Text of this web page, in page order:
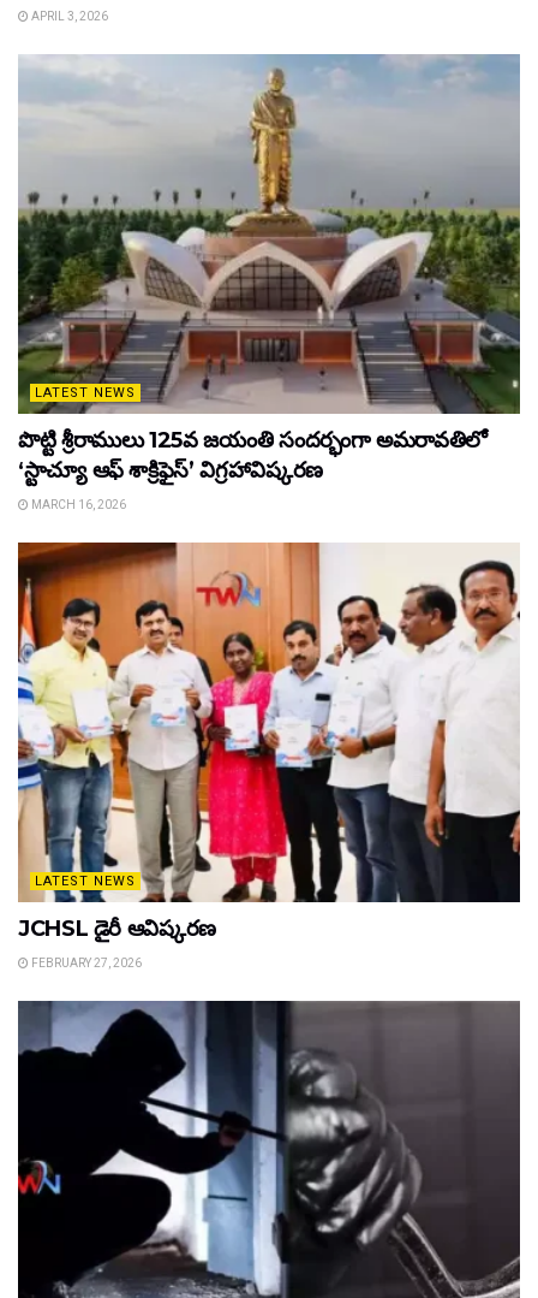
APRIL 3, 2026
LATEST NEWS
పొట్టి శ్రీరాములు 125వ జయంతి సందర్భంగా అమరావతిలో
‘స్టాచ్యూ ఆఫ్ శాక్రిఫైస్’ విగ్రహావిష్కరణ
MARCH 16, 2026
LATEST NEWS
JCHSL డైరీ ఆవిష్కరణ
FEBRUARY 27, 2026